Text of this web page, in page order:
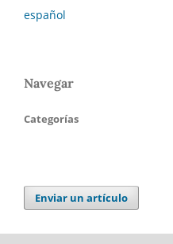
español
Navegar
Categorías
Enviar un artículo